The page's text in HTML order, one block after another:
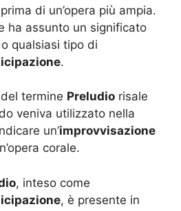
di un’opera più ampia.
ha assunto un significato
qualsiasi tipo di
.
termine Preludio risale
veniva utilizzato nella
un’improvvisazione
corale.
, inteso come
, è presente in